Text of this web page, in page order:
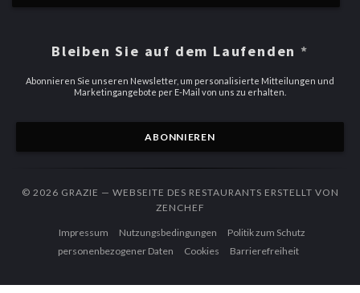
Bleiben Sie auf dem Laufenden *
Abonnieren Sie unseren Newsletter, um personalisierte Mitteilungen und
Marketingangebote per E-Mail von uns zu erhalten.
ABONNIEREN
© 2026 GRAZIE — WEBSEITE DES RESTAURANTS ERSTELLT VON
ZENCHEF
Impressum ((öffnet ein neues Fenster))
Nutzungsbedingungen ((öffnet ein neues Fenster))
Politik zum Schutz
personenbezogener Daten((öffnet ein neues Fenster))
Cookies((öffnet ein neues Fenster))
Barrierefreiheit((öffnet ein